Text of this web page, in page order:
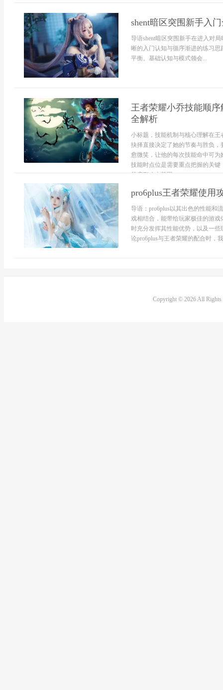
shent暗区突围新手入
导语shent暗区突围新手在进入对
晰的入门认知与循序渐进的练习
平衡。基础认知与模式领会...
王者荣耀小乔技能顺
全解析
小标题，技能机制与核心理解在
抉择直接决定了她的节奏与胜负
愈微笑，让他的每次技能命中可
技能时点位是需要重点把握的关
其扇形攻击范围...
pro6plus王者荣耀使用
导语：pro6plus以其出色的性能和
戏相结合，能带给玩家极佳的游戏
时充分发挥其性能优势，以及一
论pro6plus与王者荣耀的配合时，
Copyright © 2026 All